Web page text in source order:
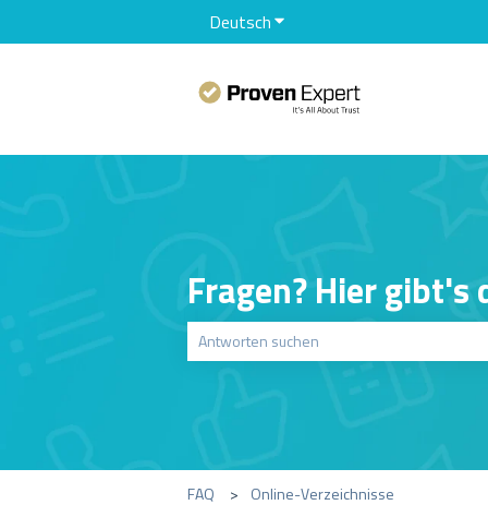
DeutschUntermenü für
Fragen? Hier
FAQ Online-Verzeichnisse